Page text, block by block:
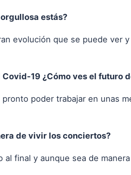
estás?
evolución que se puede ver
19 ¿Cómo ves el futuro
poder trabajar en unas
de vivir los conciertos?
final y aunque sea de